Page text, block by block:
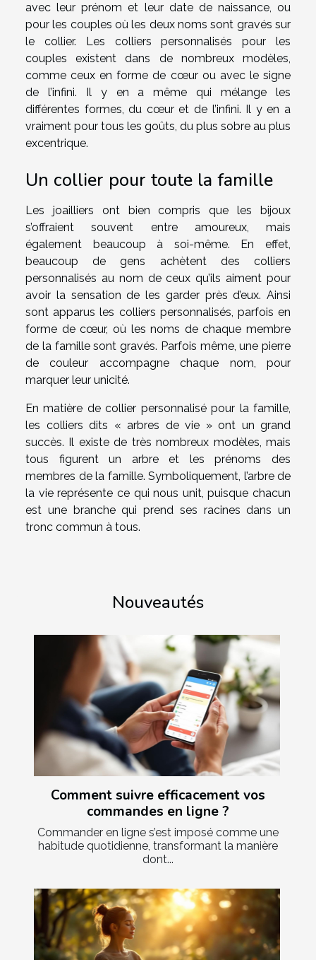
avec leur prénom et leur date de naissance, ou
pour les couples où les deux noms sont gravés sur
le collier. Les colliers personnalisés pour les
couples existent dans de nombreux modèles,
comme ceux en forme de cœur ou avec le signe
de l’infini. Il y en a même qui mélange les
différentes formes, du cœur et de l’infini. Il y en a
vraiment pour tous les goûts, du plus sobre au plus
excentrique.
Un collier pour toute la famille
Les joailliers ont bien compris que les bijoux
s’offraient souvent entre amoureux, mais
également beaucoup à soi-même. En effet,
beaucoup de gens achètent des colliers
personnalisés au nom de ceux qu’ils aiment pour
avoir la sensation de les garder près d’eux. Ainsi
sont apparus les colliers personnalisés, parfois en
forme de cœur, où les noms de chaque membre
de la famille sont gravés. Parfois même, une pierre
de couleur accompagne chaque nom, pour
marquer leur unicité.
En matière de collier personnalisé pour la famille,
les colliers dits « arbres de vie » ont un grand
succès. Il existe de très nombreux modèles, mais
tous figurent un arbre et les prénoms des
membres de la famille. Symboliquement, l’arbre de
la vie représente ce qui nous unit, puisque chacun
est une branche qui prend ses racines dans un
tronc commun à tous.
Nouveautés
Comment suivre efficacement vos
commandes en ligne ?
Commander en ligne s’est imposé comme une
habitude quotidienne, transformant la manière
dont...